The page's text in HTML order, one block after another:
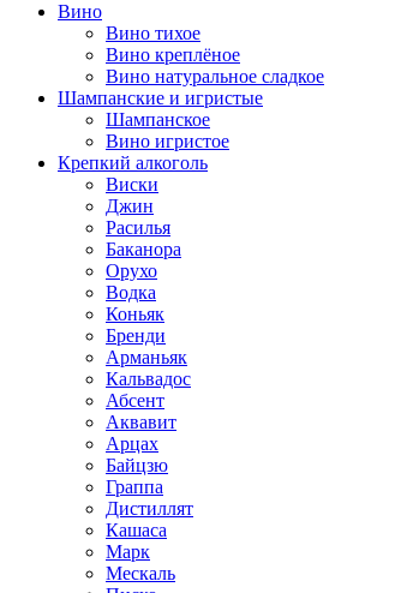
Вино
Вино тихое
Вино креплёное
Вино натуральное сладкое
Шампанские и игристые
Шампанское
Вино игристое
Крепкий алкоголь
Виски
Джин
Расилья
Баканора
Орухо
Водка
Коньяк
Бренди
Арманьяк
Кальвадос
Абсент
Аквавит
Арцах
Байцзю
Граппа
Дистиллят
Кашаса
Марк
Мескаль